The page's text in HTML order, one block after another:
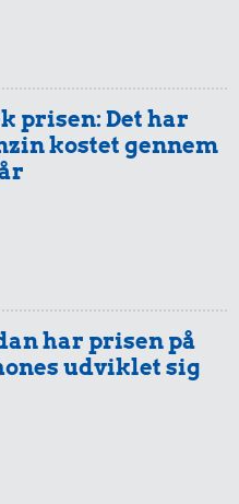
prisen: Det har
kostet gennem
har prisen på
udviklet sig